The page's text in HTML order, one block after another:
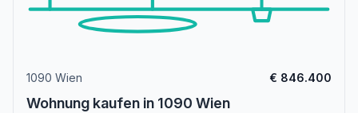
1090 Wien € 846.400
Wohnung kaufen in 1090 Wien